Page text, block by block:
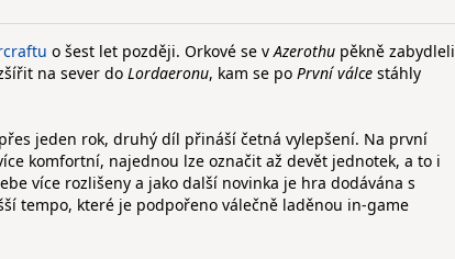
o šest let později. Orkové se vAzerothu pěkně zabydleli
na sever do Lordaeronu, kam se po První válce stáhly
jeden rok, druhý díl přináší četná vylepšení. Na první
komfortní, najednou lze označit až devět jednotek, a to i
více rozlišeny a jako další novinka je hra dodávána s
tempo, které je podpořeno válečně laděnou in-game